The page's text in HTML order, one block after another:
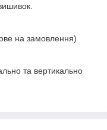
на замовлення)
та вертикально